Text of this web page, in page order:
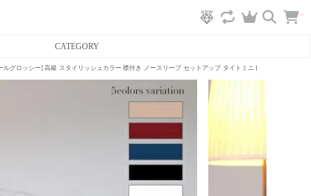
CATEGORY
ルグロッシー] 高級 スタイリッシュカラー 襟付き ノースリーブ セットアップ タイトミニドレス